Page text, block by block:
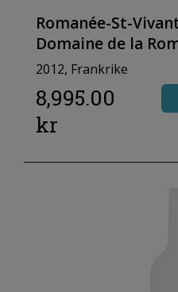
Romanée-St-
Domaine de la
2012, Frankrike
8,995.00
kr